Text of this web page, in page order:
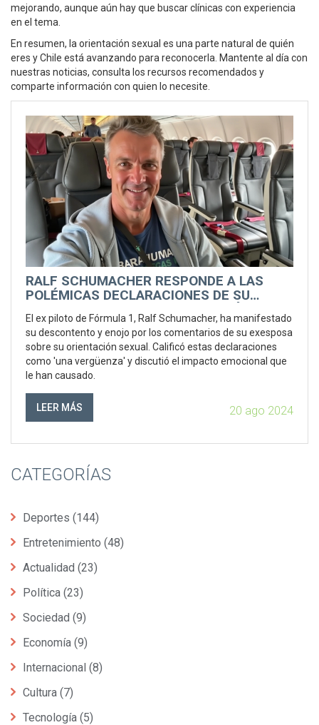
mejorando, aunque aún hay que buscar clínicas con experiencia
en el tema.
En resumen, la orientación sexual es una parte natural de quién
eres y Chile está avanzando para reconocerla. Mantente al día con
nuestras noticias, consulta los recursos recomendados y
comparte información con quien lo necesite.
RALF SCHUMACHER RESPONDE A LAS
POLÉMICAS DECLARACIONES DE SU
SEXUAL
El ex piloto de Fórmula 1, Ralf Schumacher, ha manifestado
su descontento y enojo por los comentarios de su exesposa
sobre su orientación sexual. Calificó estas declaraciones
como 'una vergüenza' y discutió el impacto emocional que
le han causado.
LEER MÁS 20 ago 2024
CATEGORÍAS
Deportes (144)
Entretenimiento (48)
Actualidad (23)
Política (23)
Sociedad (9)
Economía (9)
Internacional (8)
Cultura (7)
Tecnología (5)